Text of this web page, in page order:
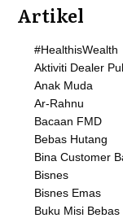
Artikel
#HealthisWealth
Aktiviti Dealer
Anak Muda
Ar-Rahnu
Bacaan FMD
Bebas Hutang
Bina Customer
Bisnes
Bisnes Emas
Buku Misi Bebas